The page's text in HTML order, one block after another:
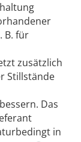
B. für
zusätzlich
Stillstände
Das
in